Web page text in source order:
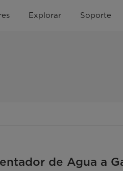
Explorar Soporte
de Agua a